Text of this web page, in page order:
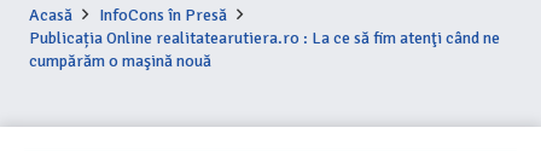
Acasă
InfoCons în Presă
Publicația Online realitatearutiera.ro : La ce să fim atenţi când ne
cumpărăm o maşină nouă